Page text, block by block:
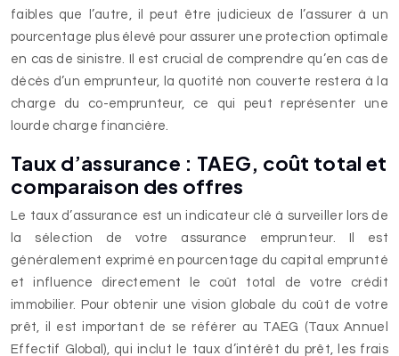
faibles que l’autre, il peut être judicieux de l’assurer à un
pourcentage plus élevé pour assurer une protection optimale
en cas de sinistre. Il est crucial de comprendre qu’en cas de
décès d’un emprunteur, la quotité non couverte restera à la
charge du co-emprunteur, ce qui peut représenter une
lourde charge financière.
Taux d’assurance : TAEG, coût total et
comparaison des offres
Le taux d’assurance est un indicateur clé à surveiller lors de
la sélection de votre assurance emprunteur. Il est
généralement exprimé en pourcentage du capital emprunté
et influence directement le coût total de votre crédit
immobilier. Pour obtenir une vision globale du coût de votre
prêt, il est important de se référer au TAEG (Taux Annuel
Effectif Global), qui inclut le taux d’intérêt du prêt, les frais